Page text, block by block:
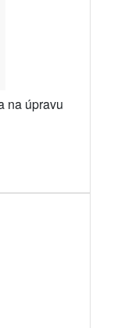
na úpravu